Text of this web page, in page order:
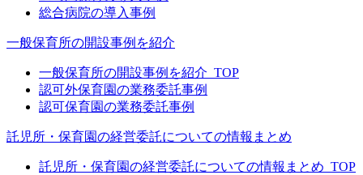
総合病院の導入事例
一般保育所の開設事例を紹介
一般保育所の開設事例を紹介_TOP
認可外保育園の業務委託事例
認可保育園の業務委託事例
託児所・保育園の経営委託についての情報まとめ
託児所・保育園の経営委託についての情報まとめ_TOP